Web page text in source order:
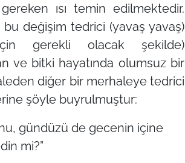
ısı temin edilmektedir.
değişim tedrici (yavaş yavaş)
gerekli olacak şekilde)
ve bitki hayatında olumsuz bir
diğer bir merhaleye tedrici
şöyle buyrulmuştur:
gündüzü de gecenin içine
mi?”